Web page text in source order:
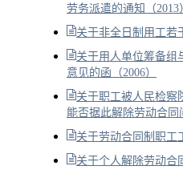
劳务派遣的通知（2013
关于非全日制用工若
关于用人单位筹备组
意见的函（2006）
关于职工被人民检察
能否据此解除劳动合同
关于劳动合同制职工
关于个人解除劳动合